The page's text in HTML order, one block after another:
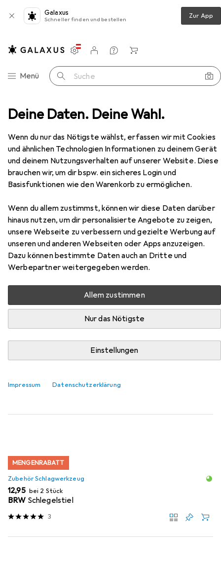
Deine Daten. Deine Wahl.
Wenn du nur das Nötigste wählst, erfassen wir mit Cookies
und ähnlichen Technologien Informationen zu deinem Gerät
und deinem Nutzungsverhalten auf unserer Website. Diese
brauchen wir, um dir bspw. ein sicheres Login und
Basisfunktionen wie den Warenkorb zu ermöglichen.
Wenn du allem zustimmst, können wir diese Daten darüber
hinaus nutzen, um dir personalisierte Angebote zu zeigen,
unsere Webseite zu verbessern und gezielte Werbung auf
unseren und anderen Webseiten oder Apps anzuzeigen.
Dazu können bestimmte Daten auch an Dritte und
Werbepartner weitergegeben werden.
Allem zustimmen
Nur das Nötigste
Einstellungen
Impressum Datenschutzerklärung
Galaxus
Schneller finden und bestellen Zur App
Navigation nach Kategorien
Menü Suche
Einstellungen
Kundenkonto
Vergleichslisten
Merklisten
Warenkorb
Hammer Peddinghaus Rohhauthammer
EUR
139,–
PeddinghausRohhauthammer
330 g
Zubehör für Peddinghaus
Rohhauthammer
Hier findest du passendes Zubehör zum Produkt
Peddinghaus Rohhauthammer aus der Kategorie Zubehör
Produktliste
MENGENRABATT
Zubehör Schlagwerkzeug
EUR
12,95 bei 2 Stück
BRW Schlegelstiel
3